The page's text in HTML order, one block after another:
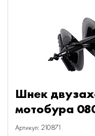
Шнек
мотобура
Артикул: 210871